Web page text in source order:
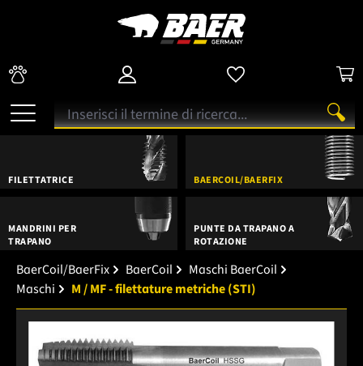
FILETTATRICE BAERCOIL/BAERFIX
MANDRINI PER
TRAPANO
PUNTE DA TRAPANO A
ROTAZIONE
BaerCoil/BaerFix BaerCoil
Maschi BaerCoil
Maschi
M / MF - filettature metriche (STI)